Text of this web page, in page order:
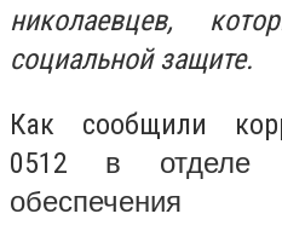
николаевцев,
социальной защите.
Как сообщили
0512 в отделе
обеспечения